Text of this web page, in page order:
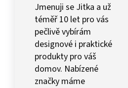
Jmenuji se Jitka a už
téměř 10 let pro vás
pečlivě vybírám
designové i praktické
produkty pro váš
domov. Nabízené
značky máme